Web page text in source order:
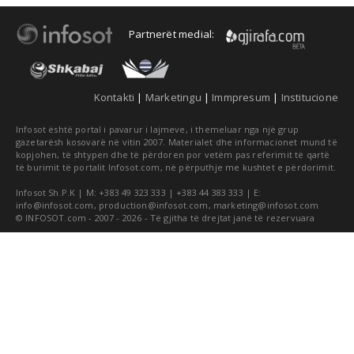
Partnerët medial:
Kontakti | Marketingu | Immpresum | Institucione
Infosot është portal i pavarur i lajmeve, i themeluar nga një grup
gazetarësh kosovarë në vitin 2007. Materialet dhe informacionet mund të
kopjohen, të shtypen dhe të përdoren por vetëm pas referimit të qartë
të burimit të portalit Infosot.com, në përputhje me kushtet e përdorimit.
Infosot Sh.P.K | M: +383 49 323 333 | +383 44 383 333 | E:
info@infosot.com , production@infosot.com , marketing@infosot.com
© INFOSOT.com - 2007 - 2026 - Të gjitha të drejtat janë të rezervuara